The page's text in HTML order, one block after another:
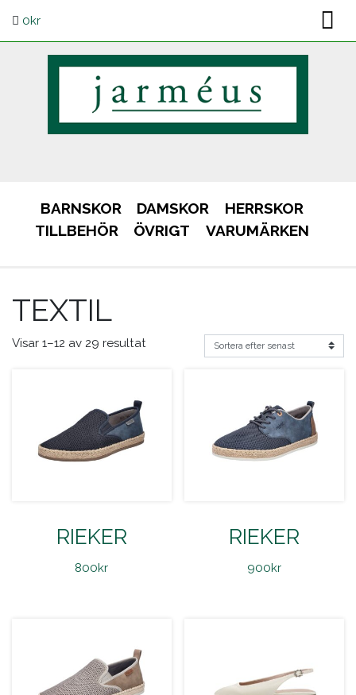
0kr
BARNSKOR DAMSKOR
HERRSKOR
TILLBEHÖR
ÖVRIGT VARUMÄRKEN
TEXTIL
Visar 1–12 av 29 resultat
RIEKER
800kr
RIEKER
900kr